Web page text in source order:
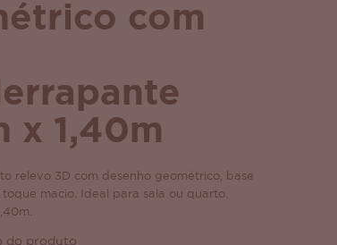
com
x 1,40m
relevo 3D com desenho geométrico, base
macio. Ideal para sala ou quarto.
do produto